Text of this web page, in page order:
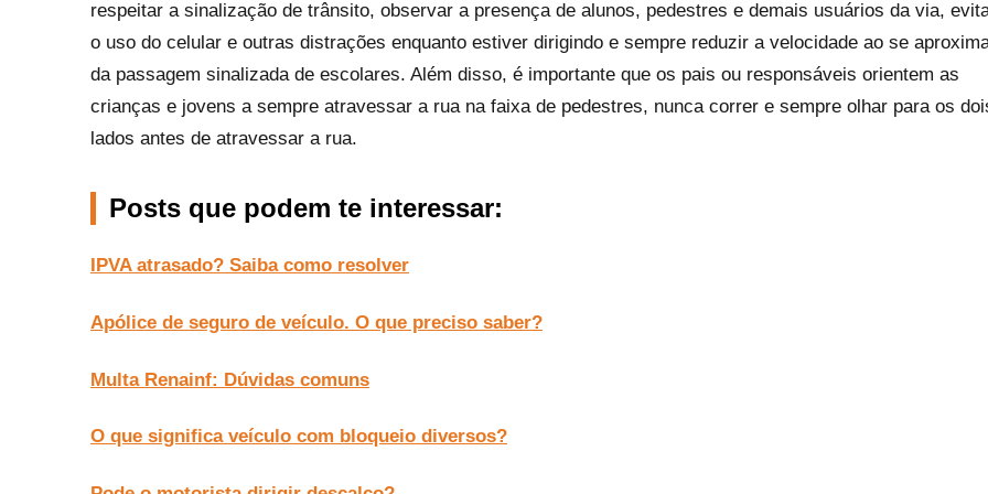
respeitar a sinalização de trânsito, observar a presença de alunos, pedestres e demais usuários da via,
o uso do celular e outras distrações enquanto estiver dirigindo e sempre reduzir a velocidade ao se
da passagem sinalizada de escolares. Além disso, é importante que os pais ou responsáveis orientem as
crianças e jovens a sempre atravessar a rua na faixa de pedestres, nunca correr e sempre olhar para os
lados antes de atravessar a rua.
Posts que podem te interessar:
IPVA atrasado? Saiba como resolver
Apólice de seguro de veículo. O que preciso saber?
Multa Renainf: Dúvidas comuns
O que significa veículo com bloqueio diversos?